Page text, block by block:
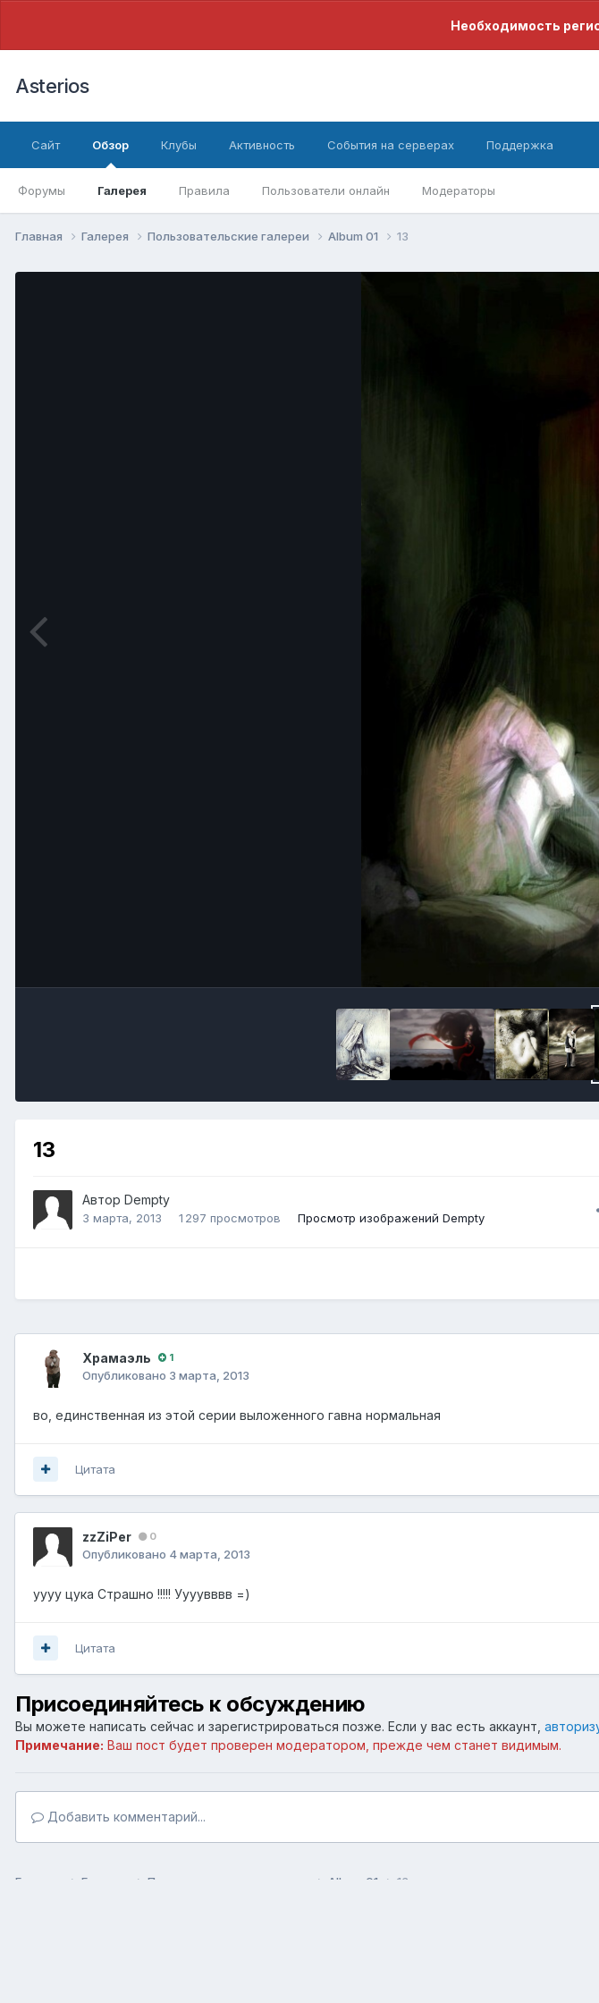
Необходимость
Asterios
Сайт Обзор
Форумы Галерея Правила Пользователи онлайн Модераторы
Клубы Активность События на серверах Поддержка
Главная Галерея Пользовательские галереи Album 01 13
13
Автор Dempty
3 марта, 2013 1 297 просмотров Просмотр изображений Dempty
Храмаэль 1
Опубликовано 3 марта, 2013
во, единственная из этой серии выложенного гавна нормальная
Цитата
zzZiPer 0
Опубликовано 4 марта, 2013
уууу цука Страшно !!!!! Уууувввв =)
Цитата
Присоединяйтесь к обсуждению
Вы можете написать сейчас и зарегистрироваться позже. Если у вас есть аккаунт,
Примечание: Ваш пост будет проверен модератором, прежде чем станет видимым.
Добавить комментарий...
Главная Галерея Пользовательские галереи Album 01 13